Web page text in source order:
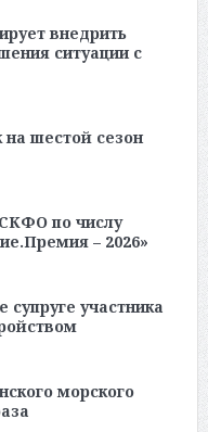
внедрить
ситуации с
на шестой сезон
по числу
– 2026»
участника
морского